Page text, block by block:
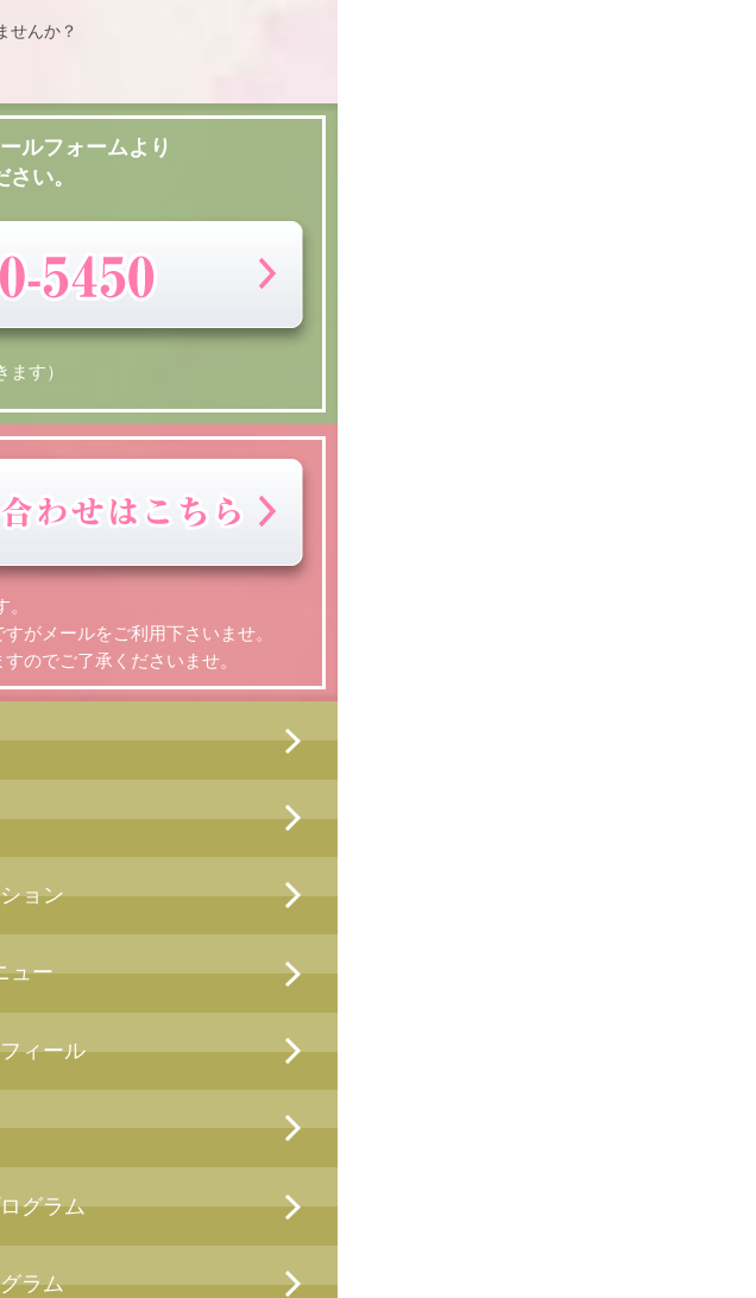
せんか？
ルフォームより
い。
ます）
がメールをご利用下さいませ。
のでご了承くださいませ。
ョン
ュー
ィール
グラム
ラム